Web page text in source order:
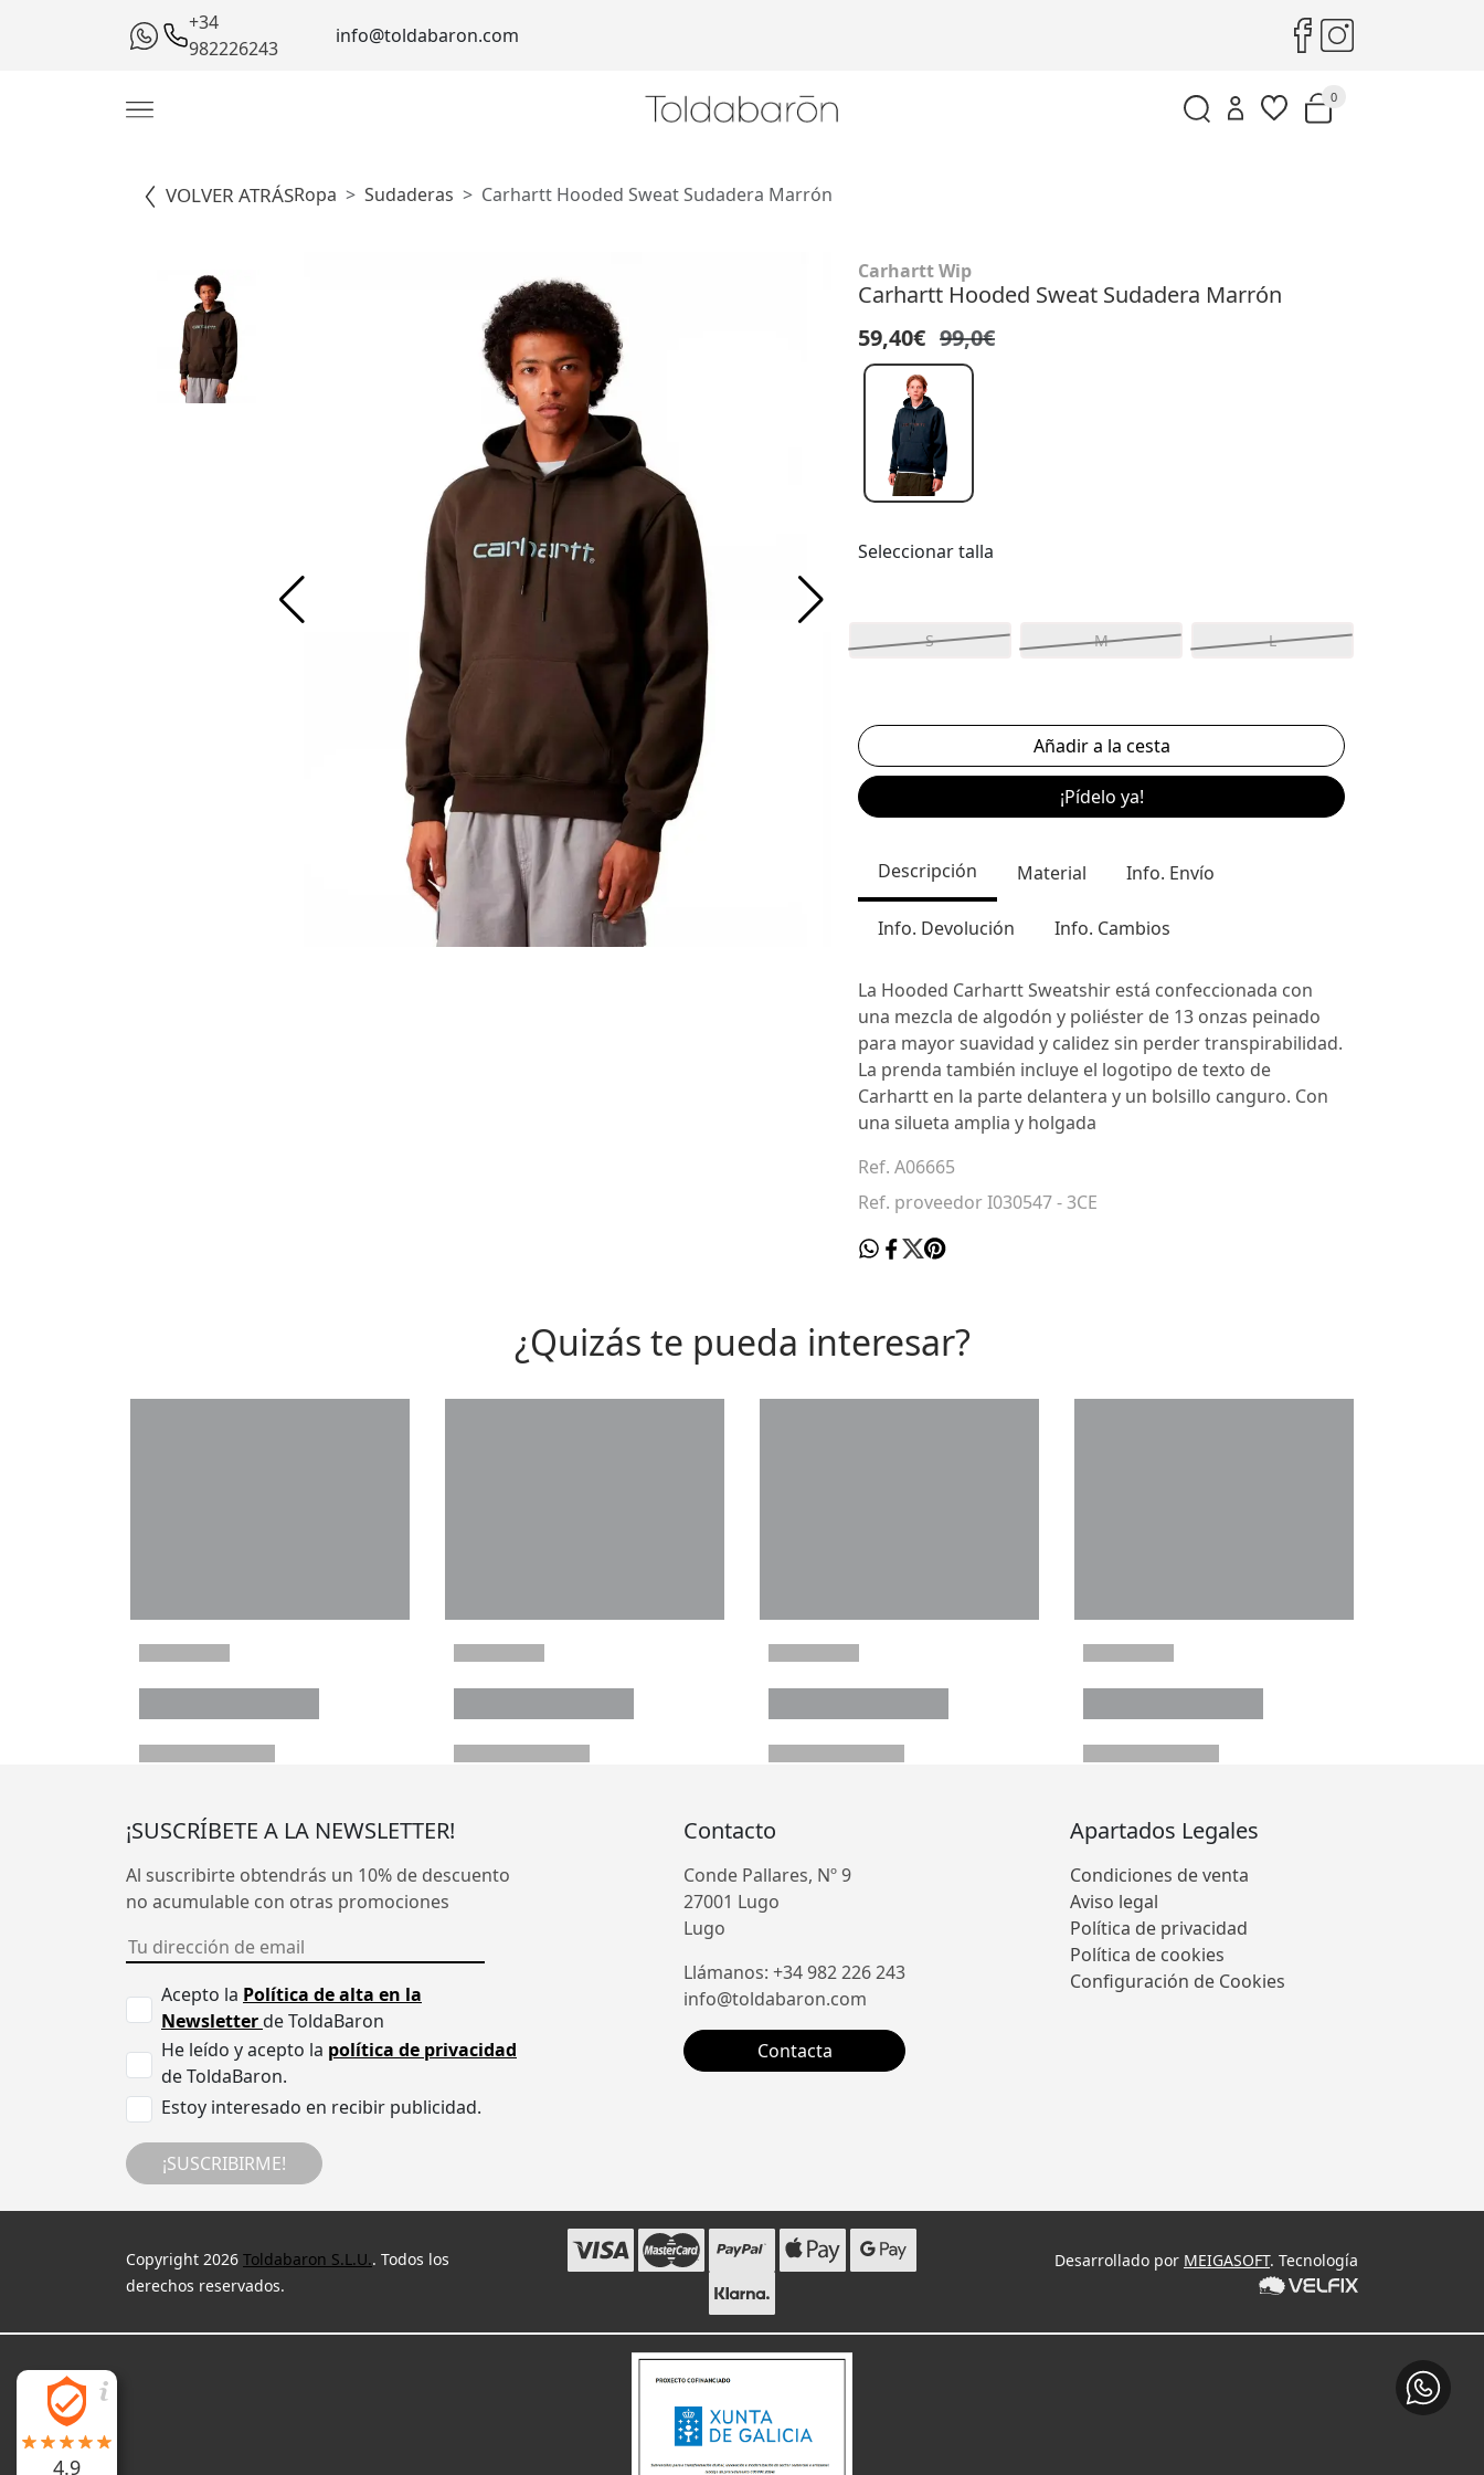
+34
982226243
info@toldabaron.com
0
VOLVER ATRÁSRopa Sudaderas Carhartt Hooded Sweat Sudadera Marrón
Carhartt Wip
Carhartt Hooded Sweat Sudadera Marrón
59,40€ 99,0€
Seleccionar talla
S M L
¡Pídelo ya!
Descripción Material Info. Envío
Info. Devolución Info. Cambios
La Hooded Carhartt Sweatshir está confeccionada con
una mezcla de algodón y poliéster de 13 onzas peinado
para mayor suavidad y calidez sin perder transpirabilidad.
La prenda también incluye el logotipo de texto de
Carhartt en la parte delantera y un bolsillo canguro. Con
una silueta amplia y holgada
Ref. A06665
Ref. proveedor I030547 - 3CE
¿Quizás te pueda interesar?
¡SUSCRÍBETE A LA NEWSLETTER!
Al suscribirte obtendrás un 10% de descuento
no acumulable con otras promociones
Acepto la Política de alta en la
Newsletterde ToldaBaron
He leído y acepto la política de privacidad
de ToldaBaron.
Estoy interesado en recibir publicidad.
¡SUSCRIBIRME!
Contacto
Conde Pallares, Nº 9
27001 Lugo
Lugo
Llámanos: +34 982 226 243
info@toldabaron.com
Contacta
Apartados Legales
Condiciones de venta
Aviso legal
Política de privacidad
Política de cookies
Configuración de Cookies
Copyright 2026 Toldabaron S.L.U.. Todos los
derechos reservados.
Desarrollado por MEIGASOFT. Tecnología
4.9